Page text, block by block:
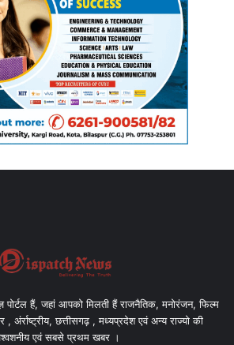
3 लाख पौधे छत्तीसगढ़ में लगाए जाए, जिससे पर्यावरण
भी साफ रहे।
कहा कि यदि हम जल, नारी और पेड़ को संरक्षित कर
बना सकेंगे, ऐसे करने से ही हम सभी अपना
राष्ट्र बनाने में दे पाएंगे I
विभाग के सचिव श शमी आबिदा, सचिव तूलिका
I
Manish Tiwari
हैं, जहां आपको मिलती हैं राजनैतिक, मनोरंजन, फिल्म
अंर्राष्ट्रीय, छत्तीसगढ़ , मध्यप्रदेश एवं अन्य राज्यो की
एवं सबसे प्रथम खबर ।